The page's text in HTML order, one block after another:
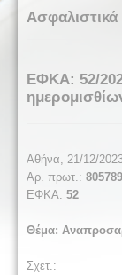
Ασφαλιστικά
ΕΦΚΑ: 52/
Αθήνα, 21/12/
Αρ. πρωτ.: 805789
ΕΦΚΑ: 52
Θέμα:
Σχετ.: